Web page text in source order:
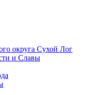
округа Сухой Лог
и Славы